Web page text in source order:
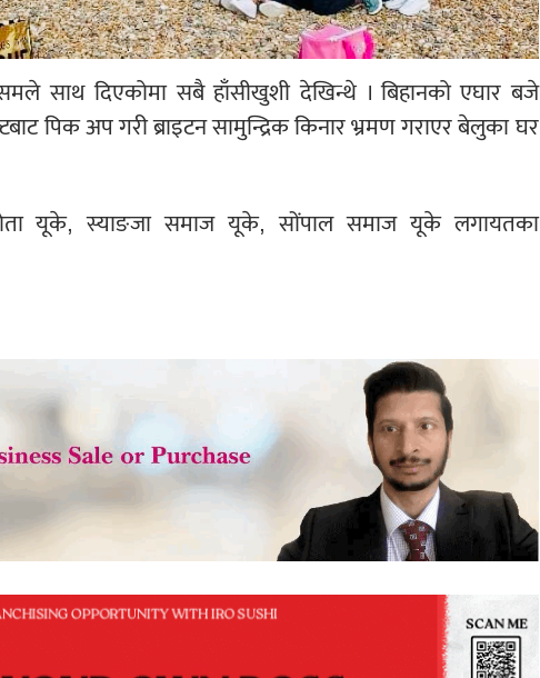
साथ दिएकोमा सबै हाँसीखुशी देखिन्थे । बिहानको एघार बजे
पिक अप गरी ब्राइटन सामुन्द्रिक किनार भ्रमण गराएर बेलुका घर
यूके, स्याङजा समाज यूके, सोंपाल समाज यूके लगायतका